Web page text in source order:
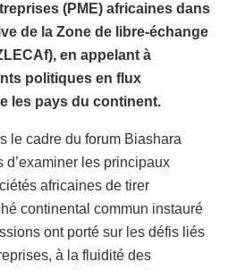
(PME) africaines dans
de la Zone de libre-échange
en appelant à
politiques en flux
les pays du continent.
le cadre du forum Biashara
les principaux
africaines de tirer
continental commun instauré
ont porté sur les défis liés
à la fluidité des